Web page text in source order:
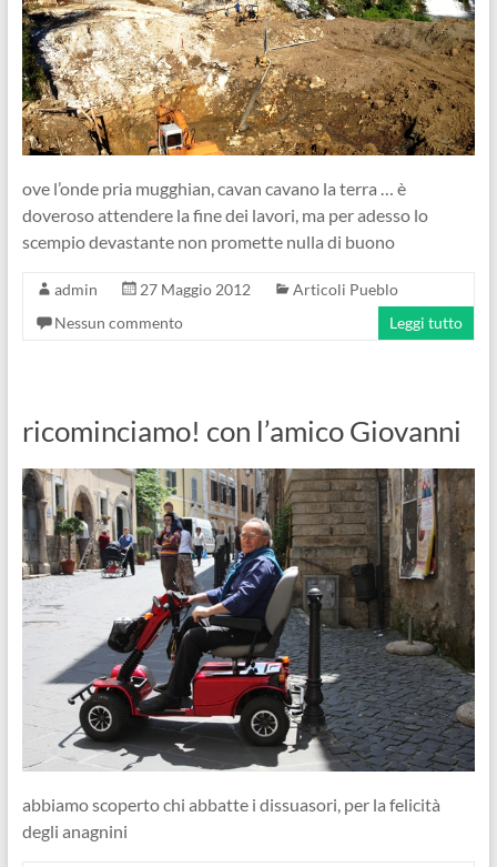
ove l’onde pria mugghian, cavan cavano la terra … è
doveroso attendere la fine dei lavori, ma per adesso lo
scempio devastante non promette nulla di buono
admin 27 Maggio 2012
Articoli Pueblo
Nessun commento
Leggi tutto
ricominciamo! con l’amico Giovanni
abbiamo scoperto chi abbatte i dissuasori, per la felicità
degli anagnini